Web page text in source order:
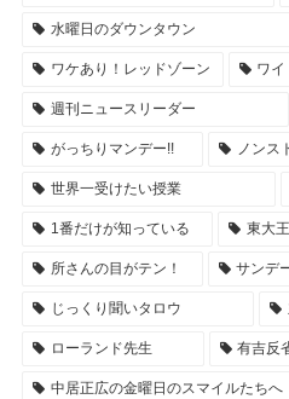
水曜日のダウンタウン
ワケあり！レッドゾーン ワイ
週刊ニュースリーダー
がっちりマンデー!! ノンス
世界一受けたい授業
1番だけが知っている 東大王
所さんの目がテン！ サンデ
じっくり聞いタロウ
ローランド先生 有吉反
中居正広の金曜日のスマイルたちへ